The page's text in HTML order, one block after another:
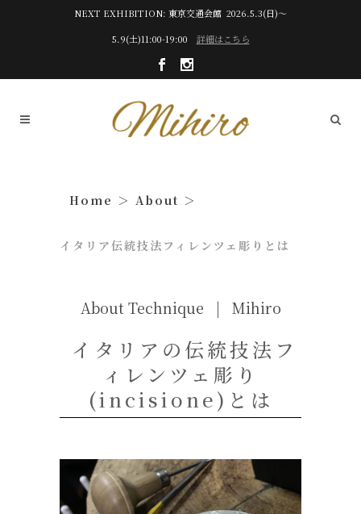
NEXT EXHIBITION: 東京交通会館 2026.5.3(日)～
5.9(土)11:00-19:00 詳細はこちら
About
About Technique | Mihiro
イタリアの伝統技法フ
ィレンツェ彫り
(incisione)とは